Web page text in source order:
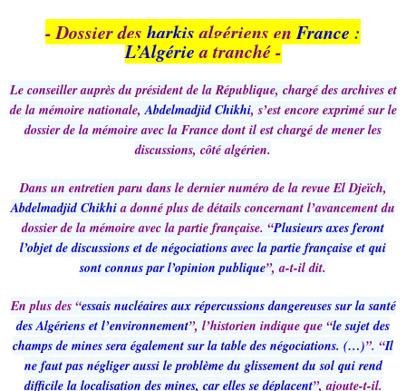
- Dossier des harkisalgériens enFrance :
L’Algériea tranché -
Le conseiller auprès du président de la République, chargé des archives et
de la mémoire nationale,Abdelmadjid Chikhi, s’est encore exprimé sur le
dossier de la mémoire avec la France dont il est chargé de mener les
discussions, côté algérien.
Dans un entretien paru dans le dernier numéro de la revue El Djeïch,
Abdelmadjid Chikhia donné plus de détails concernant l’avancement du
dossier de la mémoire avec la partie française. “Plusieurs axes feront
l’objet de discussions et de négociations avec la partie française et qui
sont connus par l’opinion publique”, a-t-il dit.
En plus des “essais nucléaires aux répercussions dangereuses sur la santé
des Algériens et l’environnement”, l’historien indique que “le sujet des
champs de mines sera également sur la table des négociations. (…)”. “Il
ne faut pas négliger aussi le problème du glissement du sol qui rend
difficile la localisation des mines, car elles se déplacent”, ajoute-t-il.